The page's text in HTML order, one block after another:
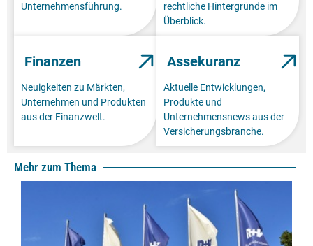
Unternehmensführung.
rechtliche Hintergründe im
Überblick.
Finanzen
Neuigkeiten zu Märkten,
Unternehmen und Produkten
aus der Finanzwelt.
Assekuranz
Aktuelle Entwicklungen,
Produkte und
Unternehmensnews aus der
Versicherungsbranche.
Mehr zum Thema